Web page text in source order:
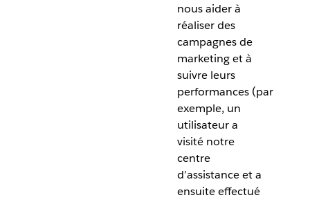
nous aider à
réaliser des
campagnes de
marketing et à
suivre leurs
performances (par
exemple, un
utilisateur a
visité notre
centre
d’assistance et a
ensuite effectué